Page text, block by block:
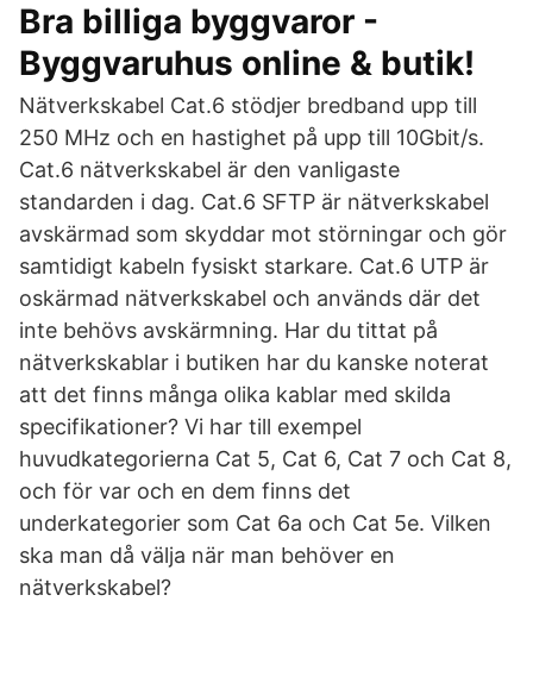
Bra billiga byggvaror -
Byggvaruhus online & butik!
Nätverkskabel Cat.6 stödjer bredband upp till
250 MHz och en hastighet på upp till 10Gbit/s.
Cat.6 nätverkskabel är den vanligaste
standarden i dag. Cat.6 SFTP är nätverkskabel
avskärmad som skyddar mot störningar och gör
samtidigt kabeln fysiskt starkare. Cat.6 UTP är
oskärmad nätverkskabel och används där det
inte behövs avskärmning. Har du tittat på
nätverkskablar i butiken har du kanske noterat
att det finns många olika kablar med skilda
specifikationer? Vi har till exempel
huvudkategorierna Cat 5, Cat 6, Cat 7 och Cat 8,
och för var och en dem finns det
underkategorier som Cat 6a och Cat 5e. Vilken
ska man då välja när man behöver en
nätverkskabel?